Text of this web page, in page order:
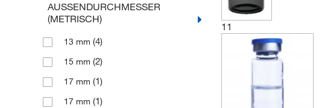
3.0 ml(1)
AUSSENDURCHMESSER (
METRISCH)
13 mm (4)
15 mm (2)
17 mm (1)
17 mm (1)
11